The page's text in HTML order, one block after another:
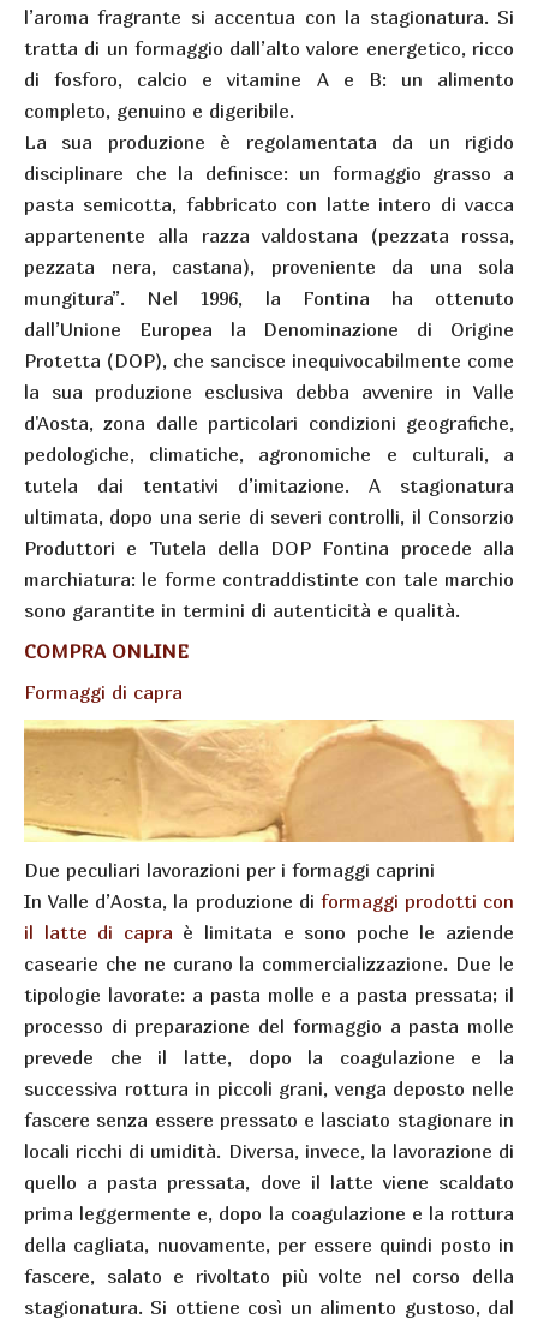
l’aroma fragrante si accentua con la stagionatura. Si
tratta di un formaggio dall’alto valore energetico, ricco
di fosforo, calcio e vitamine A e B: un alimento
completo, genuino e digeribile.
La sua produzione è regolamentata da un rigido
disciplinare che la definisce: un formaggio grasso a
pasta semicotta, fabbricato con latte intero di vacca
appartenente alla razza valdostana (pezzata rossa,
pezzata nera, castana), proveniente da una sola
mungitura”. Nel 1996, la Fontina ha ottenuto
dall’Unione Europea la Denominazione di Origine
Protetta (DOP), che sancisce inequivocabilmente come
la sua produzione esclusiva debba avvenire in Valle
d'Aosta, zona dalle particolari condizioni geografiche,
pedologiche, climatiche, agronomiche e culturali, a
tutela dai tentativi d’imitazione. A stagionatura
ultimata, dopo una serie di severi controlli, il Consorzio
Produttori e Tutela della DOP Fontina procede alla
marchiatura: le forme contraddistinte con tale marchio
sono garantite in termini di autenticità e qualità.
COMPRA ONLINE
Formaggi di capra
Due peculiari lavorazioni per i formaggi caprini
In Valle d’Aosta, la produzione di formaggi prodotti con
il latte di capra è limitata e sono poche le aziende
casearie che ne curano la commercializzazione. Due le
tipologie lavorate: a pasta molle e a pasta pressata; il
processo di preparazione del formaggio a pasta molle
prevede che il latte, dopo la coagulazione e la
successiva rottura in piccoli grani, venga deposto nelle
fascere senza essere pressato e lasciato stagionare in
locali ricchi di umidità. Diversa, invece, la lavorazione di
quello a pasta pressata, dove il latte viene scaldato
prima leggermente e, dopo la coagulazione e la rottura
della cagliata, nuovamente, per essere quindi posto in
fascere, salato e rivoltato più volte nel corso della
stagionatura. Si ottiene così un alimento gustoso, dal